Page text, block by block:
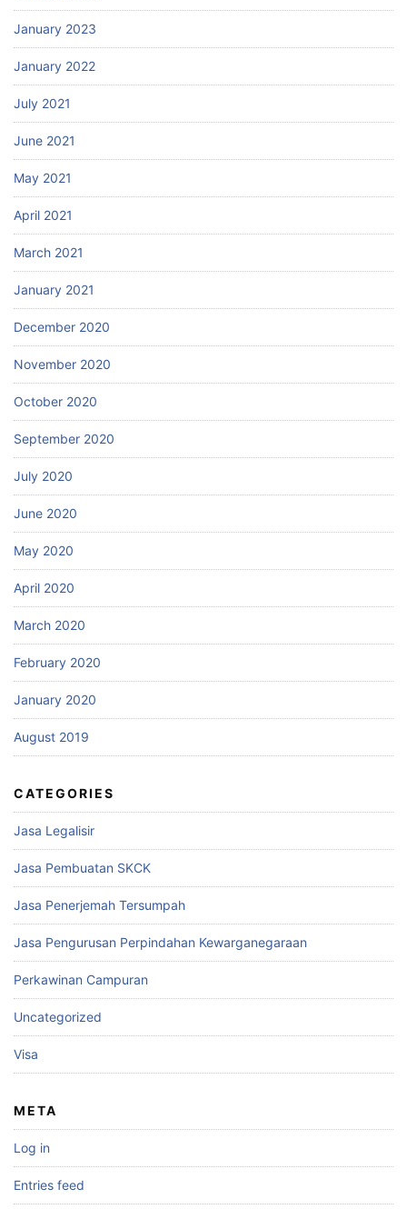
January 2023
January 2022
July 2021
June 2021
May 2021
April 2021
March 2021
January 2021
December 2020
November 2020
October 2020
September 2020
July 2020
June 2020
May 2020
April 2020
March 2020
February 2020
January 2020
August 2019
CATEGORIES
Jasa Legalisir
Jasa Pembuatan SKCK
Jasa Penerjemah Tersumpah
Jasa Pengurusan Perpindahan Kewarganegaraan
Perkawinan Campuran
Uncategorized
Visa
META
Log in
Entries feed